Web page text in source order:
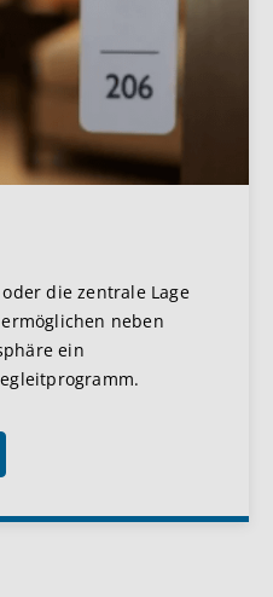
die zentrale Lage
neben
ein
Begleitprogramm.